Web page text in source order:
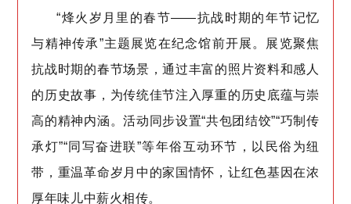
“烽火岁月里的春节——抗战时期的年节记忆
与精神传承”主题展览在纪念馆前开展。展览聚焦
抗战时期的春节场景，通过丰富的照片资料和感人
的历史故事，为传统佳节注入厚重的历史底蕴与崇
高的精神内涵。活动同步设置“共包团结饺”“巧制传
承灯”“同写奋进联”等年俗互动环节，以民俗为纽
带，重温革命岁月中的家国情怀，让红色基因在浓
厚年味儿中薪火相传。